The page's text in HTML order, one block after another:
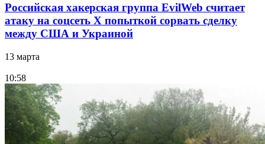
Российская хакерская группа EvilWeb считает
атаку на соцсеть Х попыткой сорвать сделку
между США и Украиной
13 марта
10:58